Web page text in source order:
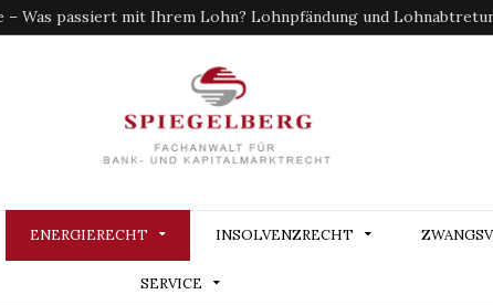
Was passiert mit Ihrem Lohn? Lohnpfändung und
ENERGIERECHT INSOLVENZRECHT
SERVICE